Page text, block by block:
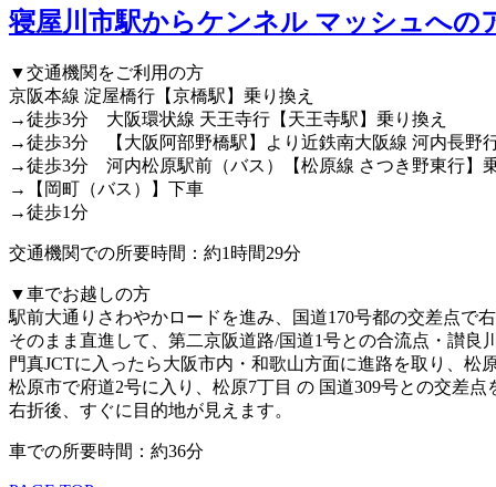
寝屋川市駅からケンネル マッシュへの
▼交通機関をご利用の方
京阪本線 淀屋橋行【京橋駅】乗り換え
→徒歩3分 大阪環状線 天王寺行【天王寺駅】乗り換え
→徒歩3分 【大阪阿部野橋駅】より近鉄南大阪線 河内長野
→徒歩3分 河内松原駅前（バス）【松原線 さつき野東行】
→【岡町（バス）】下車
→徒歩1分
交通機関での所要時間：約1時間29分
▼車でお越しの方
駅前大通りさわやかロードを進み、国道170号都の交差点で右
そのまま直進して、第二京阪道路/国道1号との合流点・讃良
門真JCTに入ったら大阪市内・和歌山方面に進路を取り、松
松原市で府道2号に入り、松原7丁目 の 国道309号との交差点
右折後、すぐに目的地が見えます。
車での所要時間：約36分